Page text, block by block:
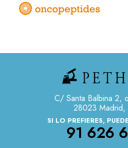
C/ Santa Balbina 2,
28023 Madrid,
SI LO PREFIERES,
91 626